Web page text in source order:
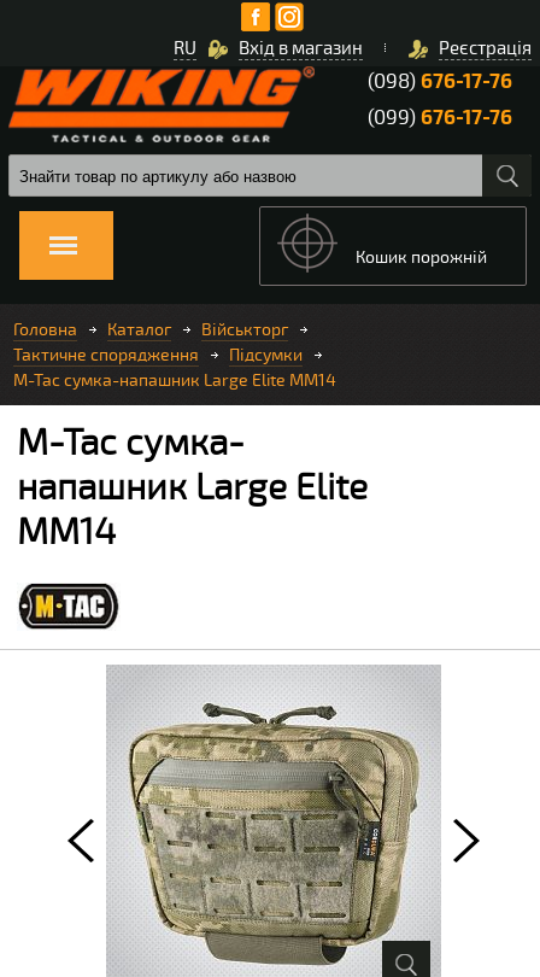
Вхід в магазин Реєстрація
RU
(098)676-17-76
(099)676-17-76
Кошик порожній
Головна Каталог
Військторг
Тактичне спорядження
Підсумки
M-Tac сумка-напашник Large Elite MM14
M-Tac сумка-
напашник Large Elite
MM14